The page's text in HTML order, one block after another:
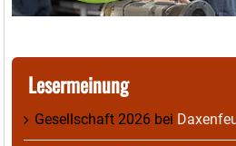
Lesermeinung
Gesellschaft 2026 bei